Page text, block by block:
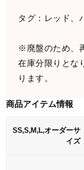
タグ：レッド、
※廃盤のため、
在庫分限りとな
ります。
商品アイテム情報
SS,S,M,L,オーダーサ
イズ